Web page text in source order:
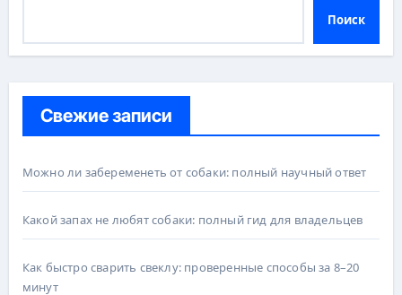
Поиск
Свежие записи
Можно ли забеременеть от собаки: полный научный ответ
Какой запах не любят собаки: полный гид для владельцев
Как быстро сварить свеклу: проверенные способы за 8–20
минут